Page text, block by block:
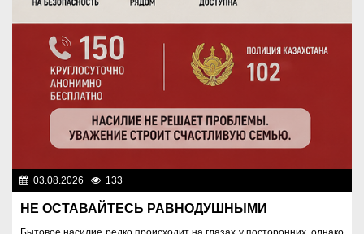
03.08.2026 133
НЕ ОСТАВАЙТЕСЬ РАВНОДУШНЫМИ